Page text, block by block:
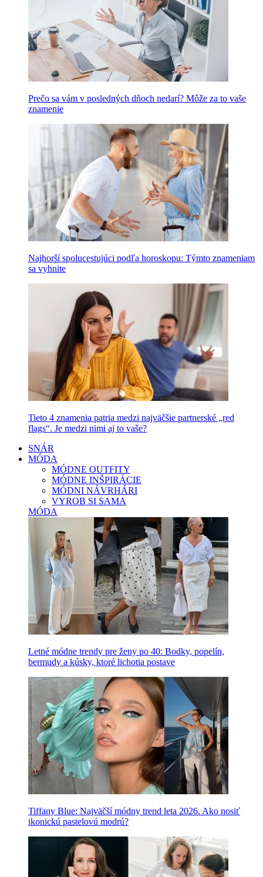
Prečo sa vám v posledných dňoch nedarí? Môže za to vaše
znamenie
Najhorší spolucestujúci podľa horoskopu: Týmto znameniam
sa vyhnite
Tieto 4 znamenia patria medzi najväčšie partnerské „red
flags“. Je medzi nimi aj to vaše?
SNÁR
MÓDA
MÓDNE OUTFITY
MÓDNE INŠPIRÁCIE
MÓDNI NÁVRHÁRI
VYROB SI SAMA
MÓDA
Letné módne trendy pre ženy po 40: Bodky, popelín,
bermudy a kúsky, ktoré lichotia postave
Tiffany Blue: Najväčší módny trend leta 2026. Ako nosiť
ikonickú pastelovú modrú?